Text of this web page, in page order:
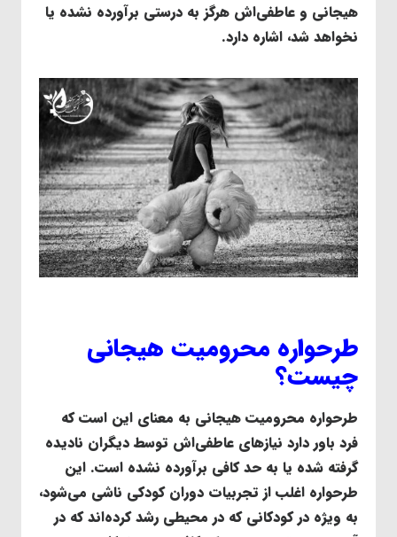
هیجانی و عاطفی‌اش هرگز به درستی برآورده نشده یا
نخواهد شد، اشاره دارد.
طرحواره محرومیت هیجانی
چیست؟
طرحواره محرومیت هیجانی به معنای این است که
فرد باور دارد نیازهای عاطفی‌اش توسط دیگران نادیده
گرفته شده یا به حد کافی برآورده نشده است. این
طرحواره اغلب از تجربیات دوران کودکی ناشی می‌شود،
به ویژه در کودکانی که در محیطی رشد کرده‌اند که در